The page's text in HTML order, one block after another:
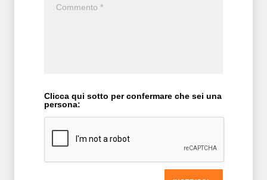
Clicca qui sotto per confermare che sei una
persona: